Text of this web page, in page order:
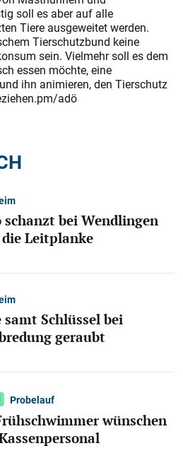
soll es aber auf alle
Tiere ausgeweitet werden.
Tierschutzbund keine
sein. Vielmehr soll es dem
essen möchte, eine
ihn animieren, den Tierschutz
adö
bei Wendlingen
Leitplanke
samt Schlüssel bei
geraubt
Probelauf
wünschen